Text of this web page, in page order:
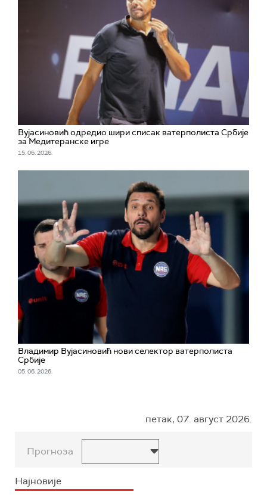
Вујасиновић одредио шири списак ватерполиста Србије
за Медитеранске игре
15. 06. 2026.
Владимир Вујасиновић нови селектор ватерполиста
Србије
05. 06. 2026.
петак, 07. август 2026.
Прогноза
Најновије